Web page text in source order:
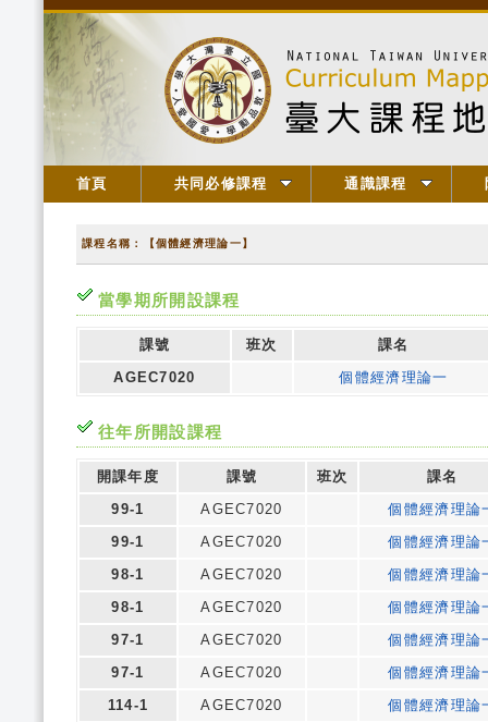
首頁 共同必修課程 通識課程
課程名稱：【個體經濟理論一】
當學期所開設課程
課號 班次
課名
AGEC7020
個體經濟理論一
往年所開設課程
開課年度 課號 班次
課名
99-1
AGEC7020
個體經濟理論
99-1
AGEC7020
個體經濟理論
98-1
AGEC7020
個體經濟理論
98-1
AGEC7020
個體經濟理論
97-1
AGEC7020
個體經濟理論
97-1
AGEC7020
個體經濟理論
114-1
AGEC7020
個體經濟理論